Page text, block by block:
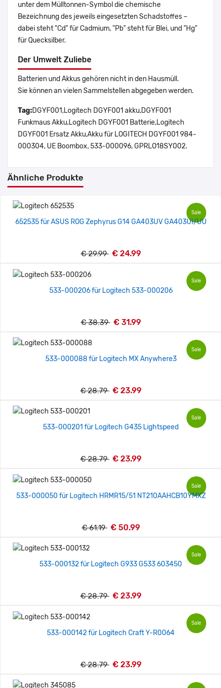
unter dem Mülltonnen-Symbol die chemische
Bezeichnung des jeweils eingesetzten Schadstoffes –
dabei steht "Cd" für Cadmium, "Pb" steht für Blei, und "Hg"
für Quecksilber.
Der Umwelt Zuliebe
Batterien und Akkus gehören nicht in den Hausmüll.
Sie können an vielen Sammelstellen abgegeben werden.
Tag:DGYF001,Logitech DGYF001 akku,DGYF001
Funkmaus Akku,Logitech DGYF001 Batterie,Logitech
DGYF001 Ersatz Akku,Akku für LOGITECH DGYF001 984-
000304, UE Boombox, 533-000096, GPRLO18SY002.
Ähnliche Produkte
Sale
652535 für ASUS ROG Zephyrus G14 GA403UV GA403UI/UU
€ 29.99 € 24.99
Sale
533-000206 für Logitech 533-000206
€ 38.39 € 31.99
Sale
533-000088 für Logitech MX Anywhere3
€ 28.79 € 23.99
Sale
533-000201 für Logitech G435 Lightspeed
€ 28.79 € 23.99
Sale
533-000050 für Logitech HRMR15/51 NT210AAHCB10YMXZ
€ 61.19 € 50.99
Sale
533-000132 für Logitech G933 G533 603450
€ 28.79 € 23.99
Sale
533-000142 für Logitech Craft Y-R0064
€ 28.79 € 23.99